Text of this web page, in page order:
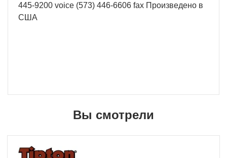
445-9200 voice (573) 446-6606 fax Произведено в
США
Вы смотрели